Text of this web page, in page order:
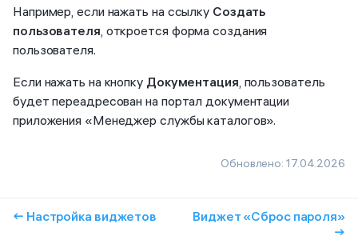
Например, если нажать на ссылку Создать
пользователя , откроется форма создания
пользователя.
Если нажать на кнопку Документация , пользователь
будет переадресован на портал документации
приложения «Менеджер службы каталогов».
Обновлено: 17.04.2026
← Настройка виджетов
Виджет «Сброс пароля»
→